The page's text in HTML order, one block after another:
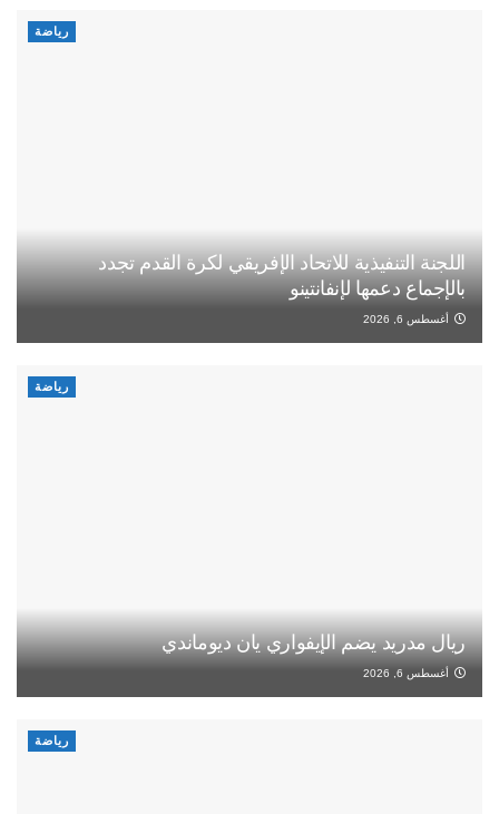
رياضة
اللجنة التنفيذية للاتحاد الإفريقي لكرة القدم تجدد
بالإجماع دعمها لإنفانتينو
أغسطس 6, 2026
رياضة
ريال مدريد يضم الإيفواري يان ديوماندي
أغسطس 6, 2026
رياضة